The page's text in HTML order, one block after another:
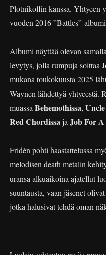
Plotnikoffin kanssa. Yhtyeen
vuoden 2016 ”Battles”-
Albumi näyttää olevan
levytys, jolla rumpuja soittaa
mukana toukokuusta 2025
Waynen lähdettyä yhtyeestä.
muassa Behemothissa,
Red Chordissaja Job For A
Fridén pohti haastattelussa
melodisen death metalin
uransa alkuaikoina ajatellut
suuntausta, vaan jäsenet
jotka halusivat tehdä oman